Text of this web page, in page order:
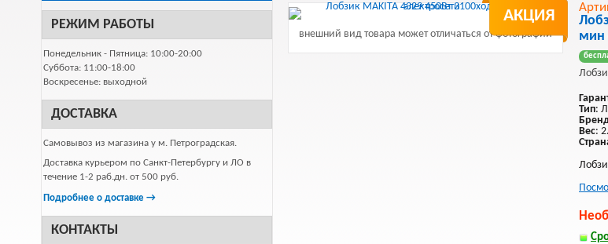
РЕЖИМ РАБОТЫ
Понедельник - Пятница: 10:00-20:00
Суббота: 11:00-18:00
Воскресенье: выходной
ДОСТАВКА
Самовывоз из магазина у м. Петроградская.
Доставка курьером по Санкт-Петербургу и ЛО в
течение 1-2 раб.дн. от 500 руб.
Подробнее о доставке →
КОНТАКТЫ
АКЦИЯ
внешний вид товара может отличаться от фотографии
мин
Тип:
Вес: